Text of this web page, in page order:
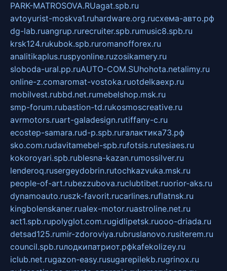
PARK-MATROSOVA.RUagat.spb.ru
avtoyurist-moskva1.ruhardware.org.ruсхема-авто.рф
dg-lab.ruangrup.rurecruiter.spb.rumusic8.spb.ru
krsk124.rukubok.spb.ruromanofforex.ru
analitikaplus.ruspyonline.ruzosikamery.ru
sloboda-ural.pp.ruAUTO-COM.SUhohota.netalimy.ru
online-z.comaromat-vostoka.ruotdelkaexp.ru
mobilvest.rubbd.net.rumebelshop.msk.ru
smp-forum.rubastion-td.rukosmoscreative.ru
avrmotors.ruart-galadesign.rutiffany-c.ru
ecostep-samara.rud-p.spb.ruгалактика73.рф
sko.com.rudavitamebel-spb.rufotsis.rutesiaes.ru
kokoroyari.spb.rublesna-kazan.rumossilver.ru
lenderoq.rusergeydobrin.rutochkazvuka.msk.ru
people-of-art.rubezzubova.ruclubtibet.ruorior-aks.ru
dynamoauto.ruszk-favorit.rucarlines.ruflatnsk.ru
kingbolenskaner.rualex-motor.ruastroline.net.ru
act1.spb.rupolyglot.com.rugidlipetsk.ruooo-driada.ru
detsad125.rumir-zdoroviya.rubruslanovo.rusiterem.ru
council.spb.ruлодкипатриот.рфkafekolizey.ru
iclub.net.rugazon-easy.rusugarepilekb.rugrinox.ru